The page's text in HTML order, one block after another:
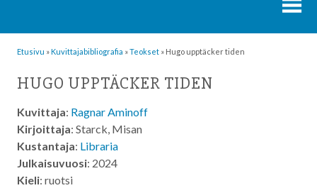
Etusivu »Kuvittaja­bibliografia »Teokset » Hugo upptäcker tiden
HUGO UPPTÄCKER TIDEN
Kuvittaja: Ragnar Aminoff
Kirjoittaja: Starck, Misan
Kustantaja: Libraria
Julkaisuvuosi: 2024
Kieli: ruotsi